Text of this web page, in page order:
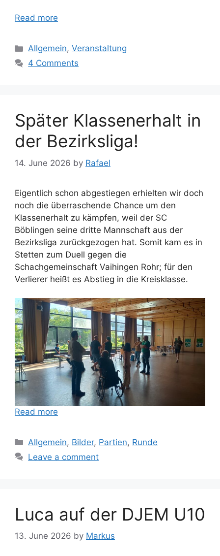
Read more
Categories
Allgemein,Veranstaltung
4 Comments
Später Klassenerhalt in
der Bezirksliga!
14. June 2026 by Rafael
Eigentlich schon abgestiegen erhielten wir doch
noch die überraschende Chance um den
Klassenerhalt zu kämpfen, weil der SC
Böblingen seine dritte Mannschaft aus der
Bezirksliga zurückgezogen hat. Somit kam es in
Stetten zum Duell gegen die
Schachgemeinschaft Vaihingen Rohr; für den
Verlierer heißt es Abstieg in die Kreisklasse.
Read more
Categories
Allgemein, Bilder, Partien, Runde
Leave a comment
Luca auf der DJEM U10
13. June 2026 by Markus